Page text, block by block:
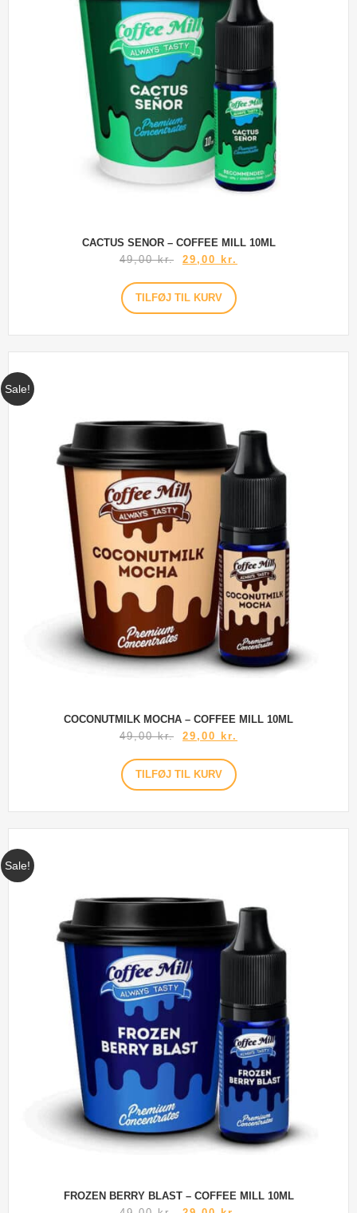
CACTUS SENOR – COFFEE MILL 10ML
49,00kr. 29,00 kr.
TILFØJ TIL KURV
Sale!
COCONUTMILK MOCHA – COFFEE MILL 10ML
49,00kr. 29,00 kr.
TILFØJ TIL KURV
Sale!
FROZEN BERRY BLAST – COFFEE MILL 10ML